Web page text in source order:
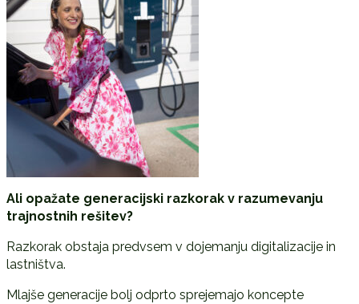
Ali opažate generacijski razkorak v razumevanju
trajnostnih rešitev?
Razkorak obstaja predvsem v dojemanju digitalizacije in
lastništva.
Mlajše generacije bolj odprto sprejemajo koncepte